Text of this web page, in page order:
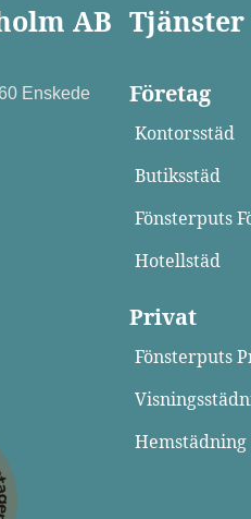
AB
Enskede Företag
Kontorsstäd
Butiksstäd
Fönsterputs
Hotellstäd
Privat
Fönsterputs
Hemstädning